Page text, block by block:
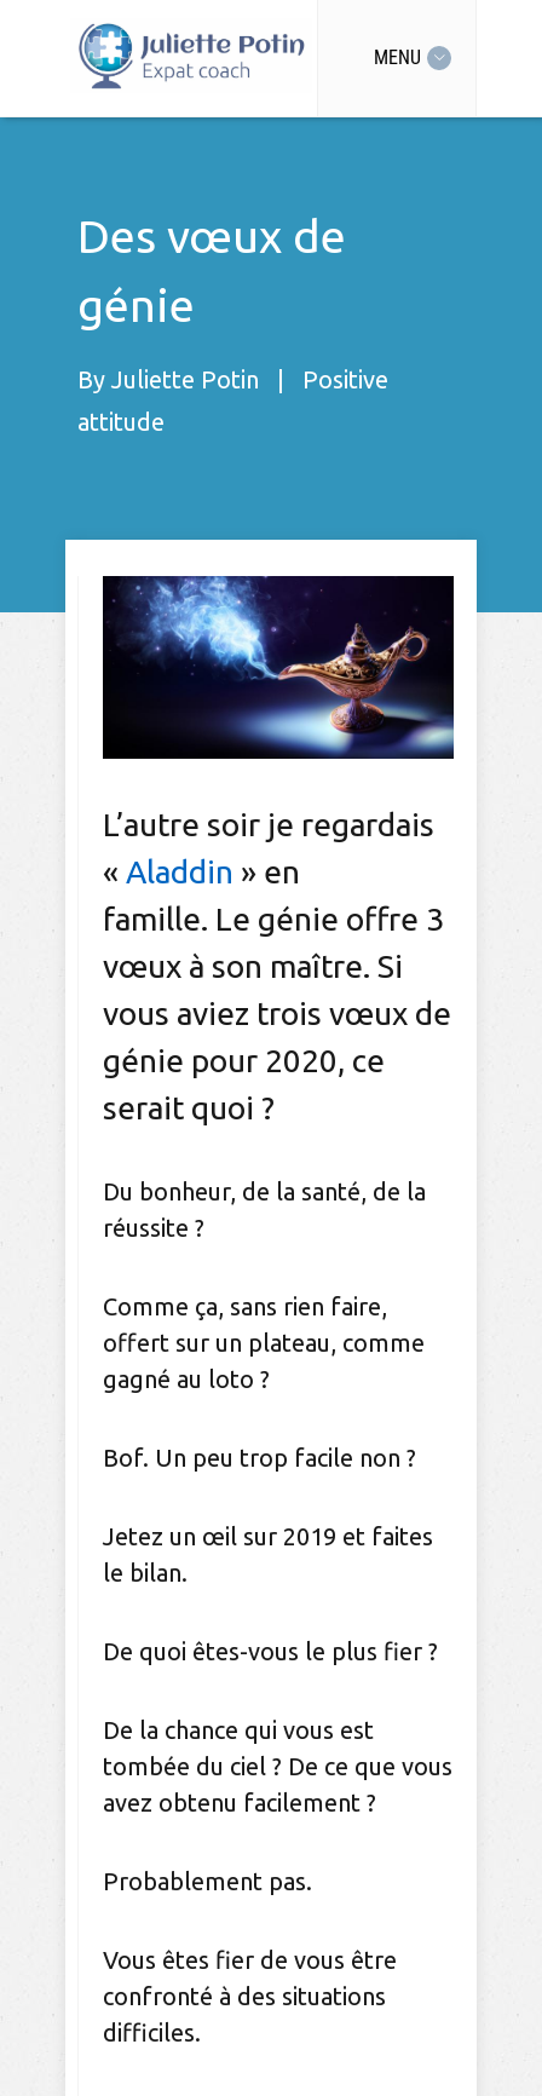
MENU
Des vœux de
génie
By Juliette Potin
Positive
attitude
L’autre soir je regardais
« Aladdin » en
famille. Le génie offre 3
vœux à son maître. Si
vous aviez trois vœux de
génie pour 2020, ce
serait quoi ?
Du bonheur, de la santé, de la
réussite ?
Comme ça, sans rien faire,
offert sur un plateau, comme
gagné au loto ?
Bof. Un peu trop facile non ?
Jetez un œil sur 2019 et faites
le bilan.
De quoi êtes-vous le plus fier ?
De la chance qui vous est
tombée du ciel ? De ce que vous
avez obtenu facilement ?
Probablement pas.
Vous êtes fier de vous être
confronté à des situations
difficiles.